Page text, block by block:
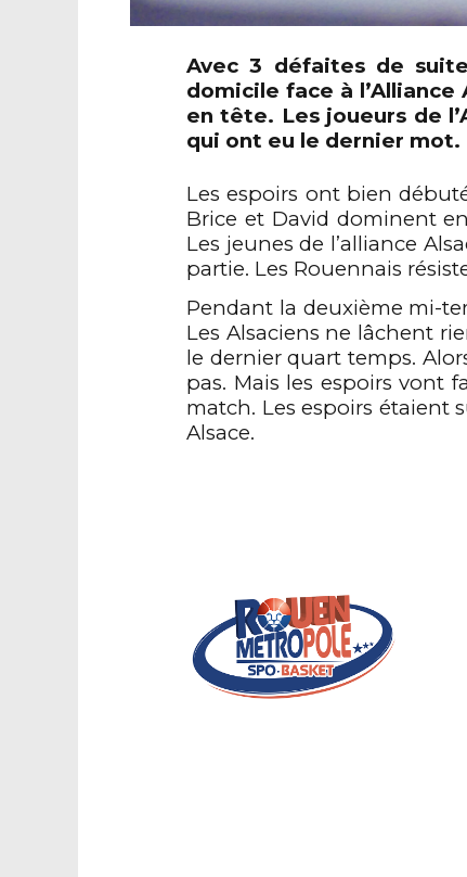
Avec 3 défaites de
domicile face à l’Alliance
en tête. Les joueurs de
qui ont eu le dernier mot.
Les espoirs ont bien
Brice et David dominente
Les jeunes de l’alliance
partie. Les Rouennais
Pendant la deuxième mi-
Les Alsaciens ne lâchent
le dernier quart temps.
pas. Mais les espoirs vont
match. Les espoirs étaient
Alsace.